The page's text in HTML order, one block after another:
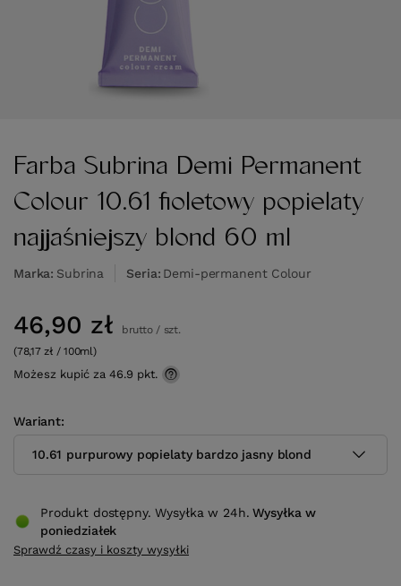
Farba Subrina Demi Permanent
Colour 10.61 fioletowy popielaty
najjaśniejszy blond 60 ml
Marka Subrina Seria Demi-permanent Colour
Wariant
10.61 purpurowy popielaty bardzo jasny blond
46,90 zł brutto/ szt.
(78,17 zł / 100ml)
Możesz kupić za 46.9 pkt.
Produkt dostępny. Wysyłka w 24h. Wysyłkaw
poniedziałek
Sprawdź czasy i koszty wysyłki